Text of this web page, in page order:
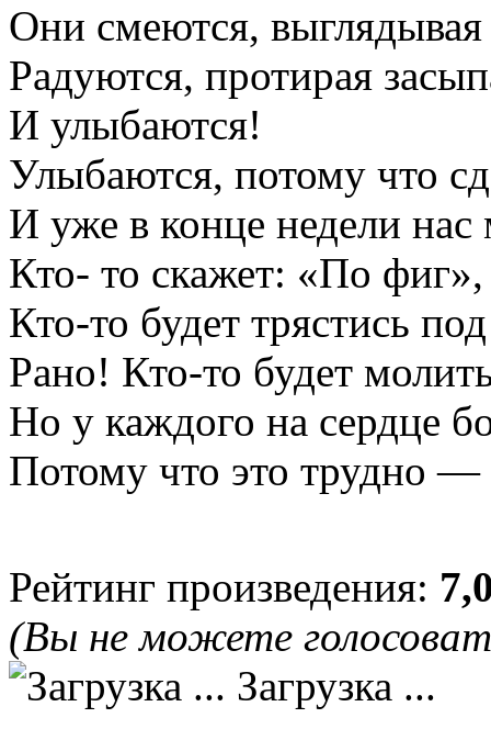
Они смеются, выглядывая
Радуются, протирая
И улыбаются!
Улыбаются, потому что
И уже в конце недели
Кто- то скажет: «По фиг»,
Кто-то будет трястись
Рано! Кто-то будет
Но у каждого на сердце
Потому что это трудно
Рейтинг произведения:
(Вы не можете
Загрузка ...